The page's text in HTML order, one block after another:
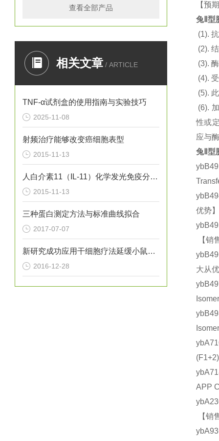
查看全部产品
相关文章 / ARTICLE
TNF-α试剂盒的使用指南与实验技巧
2025-11-08
射频治疗能够改变癌细胞表型
2015-11-13
人白介素11（IL-11）化学发光免疫分析试剂盒
2015-11-13
三种蛋白测定方法与标准曲线拟合
2017-07-07
新研究成功应用干细胞疗法延缓小鼠亨廷顿氏病进展
2016-12-28
【预
兔Ⅱ型
(1).
(2).
(3).
(4).
(5).
(6).
性或
应与
兔Ⅱ型
优势
【销
大从
APP
【销